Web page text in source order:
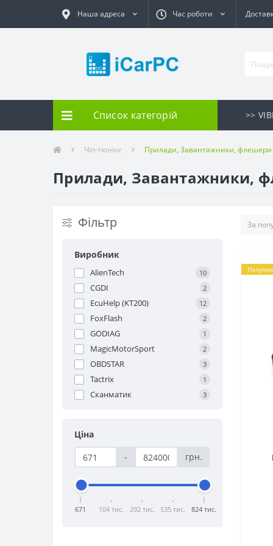
Наша адреса Час роботи
Список категорій >>
Чіп-тюнінг Прилади, Завантажники, флешери
Прилади, Завантажники,
Фільтр
Виробник
AlienTech 10
CGDI 2
EcuHelp (KT200) 12
FoxFlash 2
GODIAG 1
MagicMotorSport 2
OBDSTAR 3
Tactrix 1
Сканматик 3
Ціна
-
грн.
671 104 тис. 292 тис. 535 тис. 824 тис.